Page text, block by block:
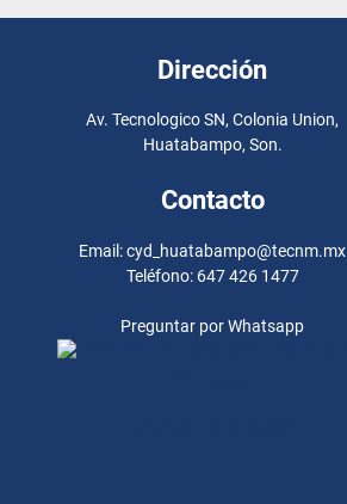
Dirección
Av. Tecnologico SN, Colonia Union,
Huatabampo, Son.
Contacto
Email: cyd_huatabampo@tecnm.mx
Teléfono: 647 426 1477
Preguntar por Whatsapp